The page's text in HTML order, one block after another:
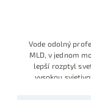
Vode odolný
MLD, v jednom
lepší rozptyl
vysokou